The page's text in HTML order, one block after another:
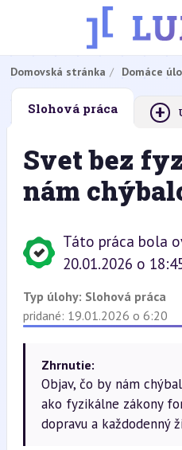
Domovská stránka Domáce
Slohová práca +
Svet bez
nám
Táto práca bola
20.01.2026 o
Typ úlohy: Slohová práca
pridané: 19.01.2026 o 6:20
Zhrnutie:
Objav, čo by nám
ako fyzikálne zákony
dopravu a každodenný